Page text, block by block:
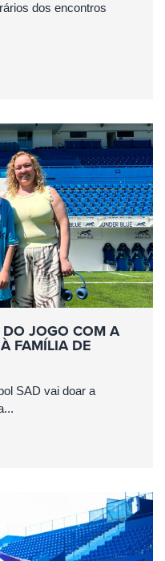
dos encontros
DO JOGO COM A
FAMÍLIA DE
SAD vai doar a